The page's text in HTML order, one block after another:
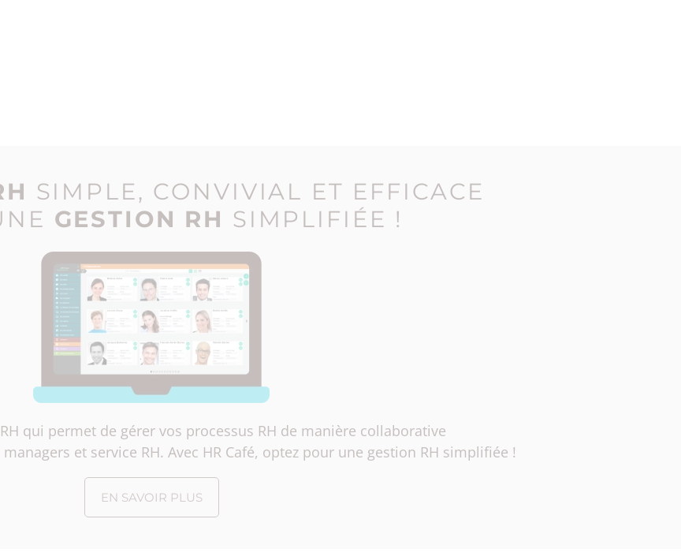
SIMPLE, CONVIVIAL ET EFFICACE
GESTION RH SIMPLIFIÉE !
qui permet de gérer vos processus RH de manière collaborative
et service RH. Avec HR Café, optez pour une gestion RH simplifiée !
EN SAVOIR PLUS